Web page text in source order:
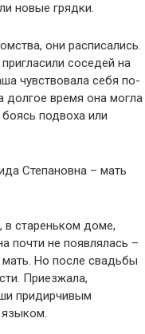
новые грядки.
они расписались.
соседей на
чувствовала себя по-
долгое время она могла
подвоха или
Степановна – мать
в стареньком доме,
почти не появлялась –
Но после свадьбы
Приезжала,
придирчивым
языком.